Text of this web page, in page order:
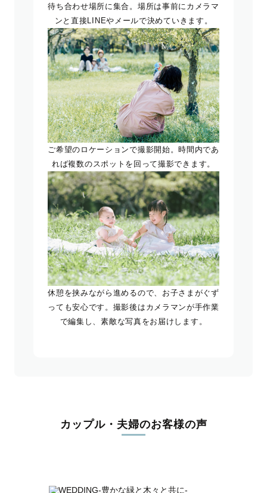
待ち合わせ場所に集合。場所は事前にカメラマ
ンと直接LINEやメールで決めていきます。
ご希望のロケーションで撮影開始。時間内であ
れば複数のスポットを回って撮影できます。
休憩を挟みながら進めるので、お子さまがぐず
っても安心です。撮影後はカメラマンが手作業
で編集し、素敵な写真をお届けします。
カップル・夫婦のお客様の声